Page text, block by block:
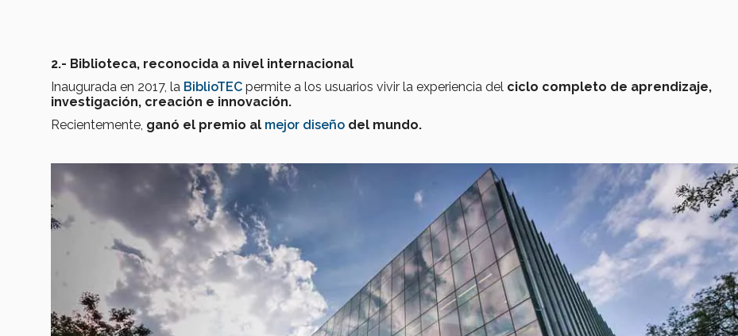
2.- Biblioteca, reconocida a nivel internacional
Inaugurada en 2017, la BiblioTEC permite a los usuarios vivir la experiencia del ciclo completo de aprendizaje,
investigación, creación e innovación.
Recientemente, ganó el premio al mejor diseño del mundo.